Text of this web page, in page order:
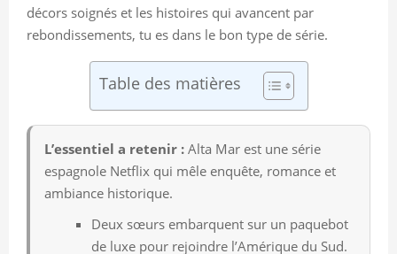
décors soignés et les histoires qui avancent par
rebondissements, tu es dans le bon type de série.
Table des matières
L’essentiel a retenir : Alta Mar est une série
espagnole Netflix qui mêle enquête, romance et
ambiance historique.
Deux sœurs embarquent sur un paquebot
de luxe pour rejoindre l’Amérique du Sud.